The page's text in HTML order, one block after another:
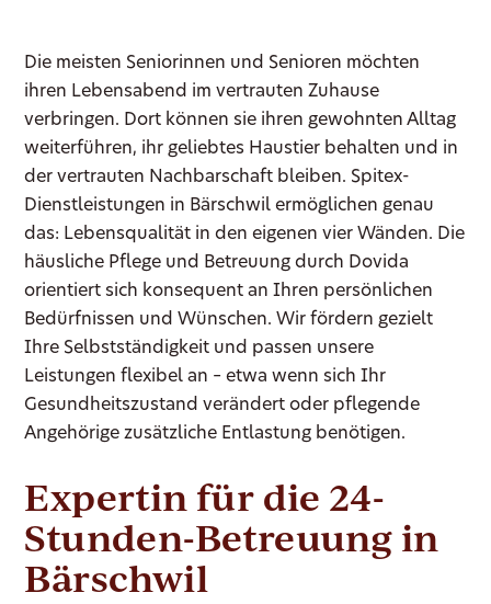
Die meisten Seniorinnen und Senioren möchten
ihren Lebensabend im vertrauten Zuhause
verbringen. Dort können sie ihren gewohnten Alltag
weiterführen, ihr geliebtes Haustier behalten und in
der vertrauten Nachbarschaft bleiben. Spitex-
Dienstleistungen in Bärschwil ermöglichen genau
das: Lebensqualität in den eigenen vier Wänden. Die
häusliche Pflege und Betreuung durch Dovida
orientiert sich konsequent an Ihren persönlichen
Bedürfnissen und Wünschen. Wir fördern gezielt
Ihre Selbstständigkeit und passen unsere
Leistungen flexibel an – etwa wenn sich Ihr
Gesundheitszustand verändert oder pflegende
Angehörige zusätzliche Entlastung benötigen.
Expertin für die 24-
Stunden-Betreuung in
Bärschwil